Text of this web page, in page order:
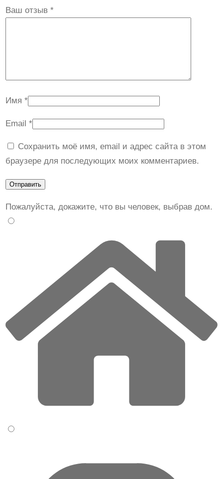
Ваш отзыв *
Имя *
Email *
Сохранить моё имя, email и адрес сайта в этом
браузере для последующих моих комментариев.
Пожалуйста, докажите, что вы человек, выбравдом.